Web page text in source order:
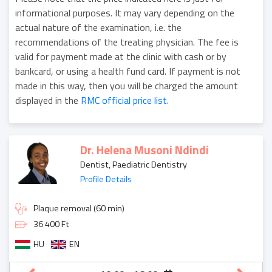
Dr. Helena Musoni Ndindi
Dentist, Paediatric Dentistry
Profile Details
Plaque removal (60 min)
36 400 Ft
HU
EN
informational purposes. It may vary depending on the
actual nature of the examination, i.e. the
recommendations of the treating physician. The fee is
valid for payment made at the clinic with cash or by
bankcard, or using a health fund card. If payment is not
made in this way, then you will be charged the amount
displayed in the RMC official price list.